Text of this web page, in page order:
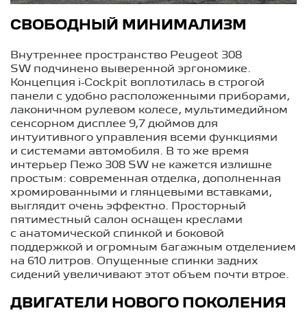
СВОБОДНЫЙ МИНИМАЛИЗМ
Внутреннее пространство Peugeot 308
SW подчинено выверенной эргономике.
Концепция i-Cockpit воплотилась в строгой
панели с удобно расположенными приборами,
лаконичном рулевом колесе, мультимедийном
сенсорном дисплее 9,7 дюймов для
интуитивного управления всеми функциями
и системами автомобиля. В то же время
интерьер Пежо 308 SW не кажется излишне
простым: современная отделка, дополненная
хромированными и глянцевыми вставками,
выглядит очень эффектно. Просторный
пятиместный салон оснащен креслами
с анатомической спинкой и боковой
поддержкой и огромным багажным отделением
на 610 литров. Опущенные спинки задних
сидений увеличивают этот объем почти втрое.
ДВИГАТЕЛИ НОВОГО ПОКОЛЕНИЯ